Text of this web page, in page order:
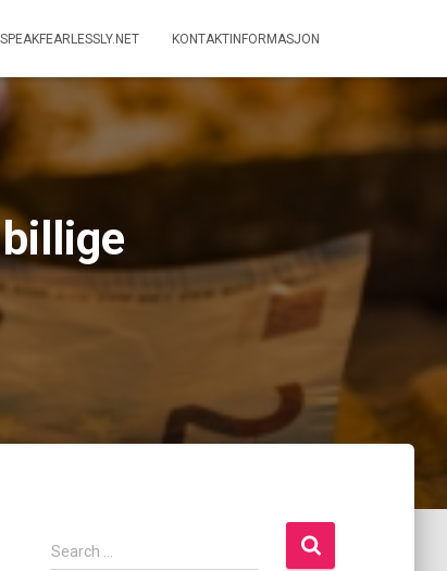
KONTAKTINFORMASJON
S
e
Search …